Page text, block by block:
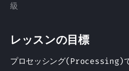
級
レッスンの目標
プロセッシング(Processing)で